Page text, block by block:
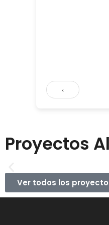
‹
Proyectos
CAS
Ver todos los